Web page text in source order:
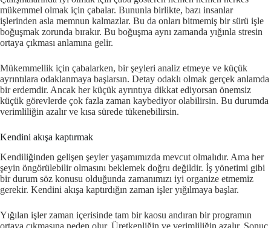
mükemmel olmak için çabalar. Bununla birlikte, bazı insanlar
işlerinden asla memnun kalmazlar. Bu da onları bitmemiş bir sürü işle
boğuşmak zorunda bırakır. Bu boğuşma aynı zamanda yığınla stresin
ortaya çıkması anlamına gelir.
Mükemmellik için çabalarken, bir şeyleri analiz etmeye ve küçük
ayrıntılara odaklanmaya başlarsın. Detay odaklı olmak gerçek anlamda
bir erdemdir. Ancak her küçük ayrıntıya dikkat ediyorsan önemsiz
küçük görevlerde çok fazla zaman kaybediyor olabilirsin. Bu durumda
verimliliğin azalır ve kısa sürede tükenebilirsin.
Kendini akışa kaptırmak
Kendiliğinden gelişen şeyler yaşamımızda mevcut olmalıdır. Ama her
şeyin öngörülebilir olmasını beklemek doğru değildir. İş yönetimi gibi
bir durum söz konusu olduğunda zamanımızı iyi organize etmemiz
gerekir. Kendini akışa kaptırdığın zaman işler yığılmaya başlar.
Yığılan işler zaman içerisinde tam bir kaosu andıran bir programın
ortaya çıkmasına neden olur. Üretkenliğin ve verimliliğin azalır. Sonuç